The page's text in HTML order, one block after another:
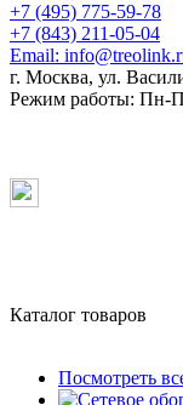
+7 (495) 775-59-78
+7 (843) 211-05-04
Email:
г. Москва, ул.
Режим работы: Пн-
Каталог товаров
Посмотреть